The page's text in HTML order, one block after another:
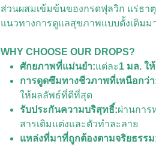
ส่วนผสมเข้มข้นของกรดฟุลวิก แร่ธา
แนวทางการดูแลสุขภาพแบบดั้งเดิมม
WHY CHOOSE OUR DROPS?
ศักยภาพที่แม่นยำ:แต่ละ1 มล. ใ
การดูดซึมทางชีวภาพที่เหนือกว่า
ให้ผลลัพธ์ที่ดีที่สุด
รับประกันความบริสุทธิ์:ผ่านการ
สารเติมแต่งและตัวทำละลาย
แหล่งที่มาที่ถูกต้องตามจริยธรรม